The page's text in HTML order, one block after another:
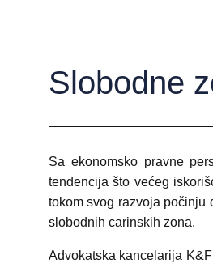
Slobodne
Sa ekonomsko pravne
tendencija što većeg
tokom svog razvoja počinju
slobodnih carinskih zona.
Advokatska kancelarija